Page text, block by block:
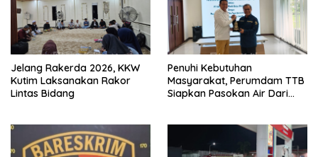
Jelang Rakerda 2026, KKW
Kutim Laksanakan Rakor
Lintas Bidang
Penuhi Kebutuhan
Masyarakat, Perumdam TTB
Siapkan Pasokan Air Dari